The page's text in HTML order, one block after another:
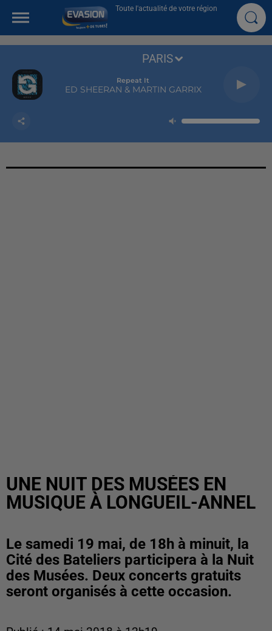
Toute l'actualité de votre région
Repeat It
ED SHEERAN & MARTIN GARRIX
PARIS
UNE NUIT DES MUSÉES EN
MUSIQUE À LONGUEIL-ANNEL
Le samedi 19 mai, de 18h à minuit, la
Cité des Bateliers participera à la Nuit
des Musées. Deux concerts gratuits
seront organisés à cette occasion.